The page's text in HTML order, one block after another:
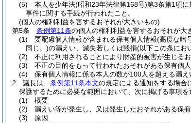
(5)
本人を少年法(昭和23年法律第168号)第3条第1項に
事件に関する手続が行われたこと。
(個人の権利利益を害するおそれが大きいもの)
第5条
条例第11条の個人の権利利益を害するおそれが大
(1)
要配慮個人情報が含まれる保有個人情報(高度な暗
同じ。)の漏えい、滅失若しくは毀損(以下この条にお
(2)
不正に利用されることにより財産的被害が生じる
(3)
不正の目的をもって行われたおそれがある保有個
(4)
保有個人情報に係る本人の数が100人を超える漏
2
議長は、 条例第11条本文の規定による通知をする場合
保護するために必要な範囲において、次に掲げる事項を
(1)
概要
(2)
漏えい等が発生し、又は発生したおそれがある保
(3)
原因